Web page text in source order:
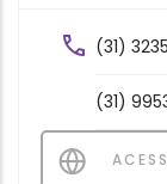
(31)
(31)